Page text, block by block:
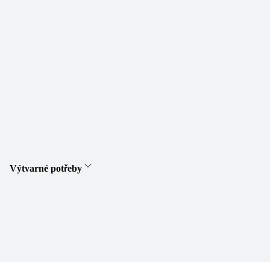
Výtvarné potřeby